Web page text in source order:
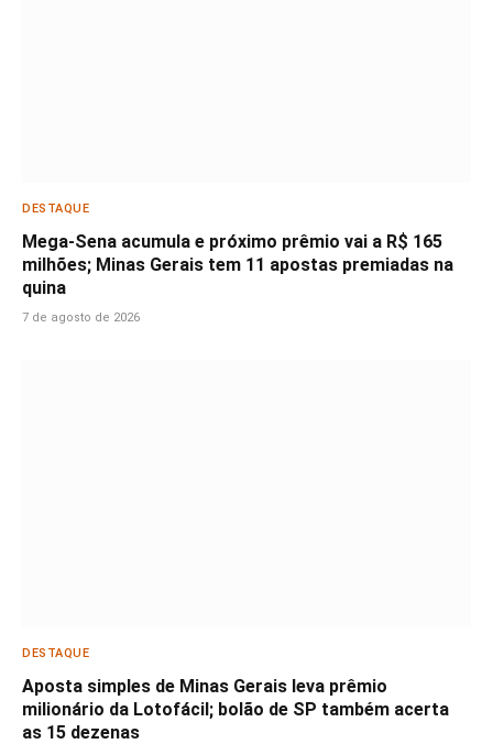
DESTAQUE
Mega-Sena acumula e próximo prêmio vai a R$ 165
milhões; Minas Gerais tem 11 apostas premiadas na
quina
7 de agosto de 2026
DESTAQUE
Aposta simples de Minas Gerais leva prêmio
milionário da Lotofácil; bolão de SP também acerta
as 15 dezenas